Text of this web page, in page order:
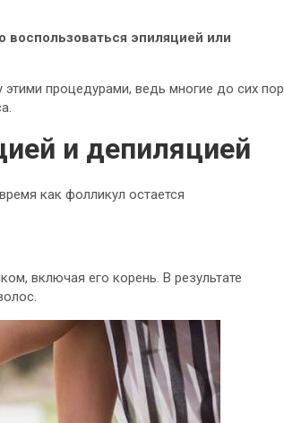
эпиляцией или
процедурами, ведь многие до сих пор
и депиляцией
как фолликул остается
включая его корень. В результате